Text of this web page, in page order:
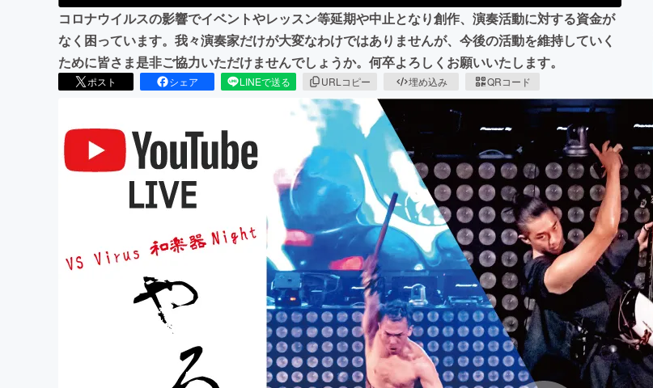
コロナウイルスの影響でイベントやレッスン等延期や中止となり創作、演奏活動に対する資金が
なく困っています。我々演奏家だけが大変なわけではありませんが、今後の活動を維持していく
ために皆さま是非ご協力いただけませんでしょうか。何卒よろしくお願いいたします。
ポスト シェア LINEで送る URLコピー 埋め込み QRコード